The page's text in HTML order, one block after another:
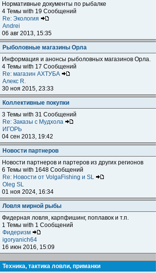
Нормативные документы по рыбалке
4 Темы with 19 Сообщений
Re: Экология
Andrei
06 авг 2013, 15:35
Рыболовные магазины Орла
Информация и анонсы рыболовных магазинов Орла.
4 Темы with 17 Сообщений
Re: магазин АХТУБА
Алекс R.
30 ноя 2015, 23:33
Коллективные покупки
3 Темы with 31 Сообщений
Re: Заказы с Мудхола
ИГОРЬ
04 сен 2013, 19:42
Новости партнеров
Новости партнеров и партеров из других регионов
6 Темы with 1648 Сообщений
Re: Новости от VolgaFishing и SL
Oleg SL
01 ноя 2024, 16:34
Ловля мирной рыбы
Фидерная ловля, карпфишинг, поплавок и т.п.
1 Темы with 1 Сообщений
Фидеризм
igoryanich64
16 июн 2016, 15:09
Техника, тактика ловли, приманки